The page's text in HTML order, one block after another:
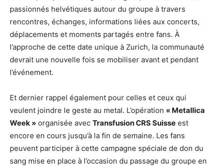
passionnés helvétiques autour du groupe à travers
rencontres, échanges, informations liées aux concerts,
déplacements et moments partagés entre fans. À
l’approche de cette date unique à Zurich, la communauté
devrait une nouvelle fois se mobiliser avant et pendant
l’événement.
Et dernier rappel également pour celles et ceux qui
veulent joindre le geste au metal. L’opération « Metallica
Week » organisée avec Transfusion CRS Suisse est
encore en cours jusqu’à la fin de semaine. Les fans
peuvent participer à cette campagne spéciale de don du
sang mise en place à l’occasion du passage du groupe en